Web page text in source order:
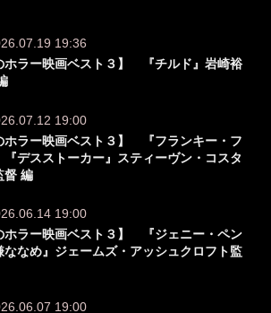
19:36
ホラー映画ベスト３】 『チルド』岩崎裕
19:00
ホラー映画ベスト３】 『フランキー・フ
『デスストーカー』スティーヴン・コスタ
督 編
19:00
ホラー映画ベスト３】 『ジェニー・ペン
ななめ』ジェームズ・アッシュクロフト監
19:00